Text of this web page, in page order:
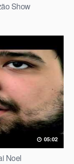
Show
05:02
Noel